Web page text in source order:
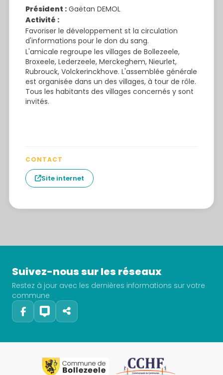
Président :Gaëtan DEMOL
Activité :
Favoriser le développement st la circulation
d'informations pour le don du sang.
L'amicale regroupe les villages de Bollezeele,
Broxeele, Lederzeele, Merckeghem, Nieurlet,
Rubrouck, Volckerinckhove. L'assemblée générale
est organisée dans un des villages, à tour de rôle.
Tous les habitants des villages concernés y sont
invités.
CONTACT
Site internet
Suivez-nous sur les réseaux
Restez à jour avec les dernières informations sur votre
commune